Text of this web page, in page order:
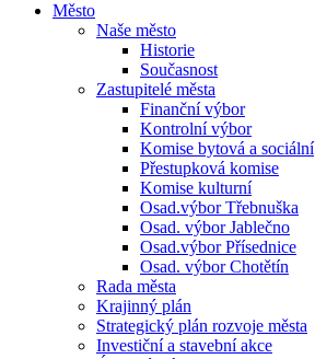
Město
Naše město
Historie
Současnost
Zastupitelé města
Finanční výbor
Kontrolní výbor
Komise bytová a sociální
Přestupková komise
Komise kulturní
Osad.výbor Třebnuška
Osad. výbor Jablečno
Osad.výbor Přísednice
Osad. výbor Chotětín
Rada města
Krajinný plán
Strategický plán rozvoje města
Investiční a stavební akce